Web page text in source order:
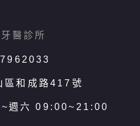
區和成路417號
~週六 09:00~21:00